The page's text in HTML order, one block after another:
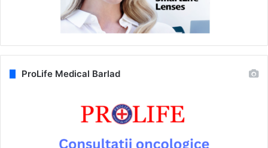
ProLife Medical Barlad